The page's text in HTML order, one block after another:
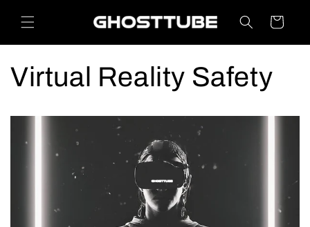
content Cart
Virtual Reality Safety